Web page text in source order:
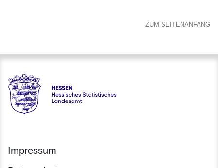
ZUM SEITENANFANG
Hessen - Hessisches Statistisches Landesamt
Impressum